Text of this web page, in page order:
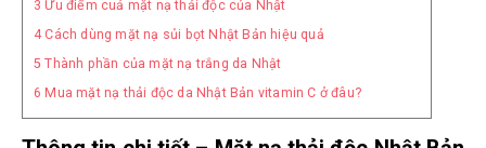
3 Ưu điểm cuả mặt nạ thải độc của Nhật
4Cách dùng mặt nạ sủi bọt Nhật Bản hiệu quả
5 Thành phần của mặt nạ trắng da Nhật
6 Mua mặt nạ thải độc da Nhật Bản vitamin C ở đâu?